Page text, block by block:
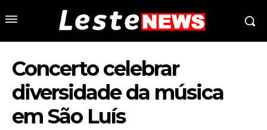
Concerto celebrar
diversidade da música
em São Luís